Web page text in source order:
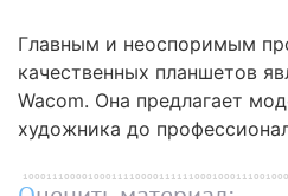
Главным и неоспоримым
качественных планшетов
Wacom. Она предлагает
художника до